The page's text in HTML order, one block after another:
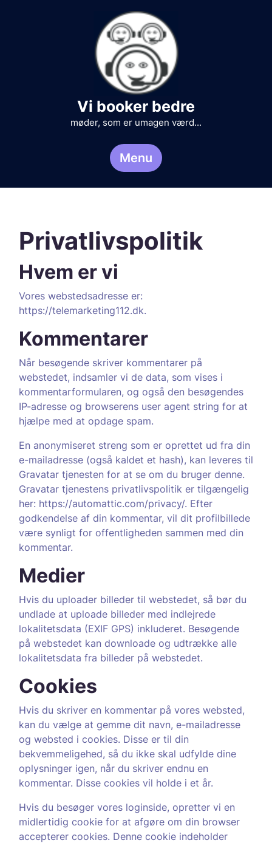
Vi booker bedre
møder, som er umagen værd...
Menu
Privatlivspolitik
Hvem er vi
Vores webstedsadresse er:
https://telemarketing112.dk.
Kommentarer
Når besøgende skriver kommentarer på
webstedet, indsamler vi de data, som vises i
kommentarformularen, og også den besøgendes
IP-adresse og browserens user agent string for at
hjælpe med at opdage spam.
En anonymiseret streng som er oprettet ud fra din
e-mailadresse (også kaldet et hash), kan leveres til
Gravatar tjenesten for at se om du bruger denne.
Gravatar tjenestens privatlivspolitik er tilgængelig
her: https://automattic.com/privacy/. Efter
godkendelse af din kommentar, vil dit profilbillede
være synligt for offentligheden sammen med din
kommentar.
Medier
Hvis du uploader billeder til webstedet, så bør du
undlade at uploade billeder med indlejrede
lokalitetsdata (EXIF GPS) inkluderet. Besøgende
på webstedet kan downloade og udtrække alle
lokalitetsdata fra billeder på webstedet.
Cookies
Hvis du skriver en kommentar på vores websted,
kan du vælge at gemme dit navn, e-mailadresse
og websted i cookies. Disse er til din
bekvemmeligehed, så du ikke skal udfylde dine
oplysninger igen, når du skriver endnu en
kommentar. Disse cookies vil holde i et år.
Hvis du besøger vores loginside, opretter vi en
midlertidig cookie for at afgøre om din browser
accepterer cookies. Denne cookie indeholder